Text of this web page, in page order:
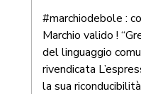
#marchiodebole :
Marchio valido !
del linguaggio
rivendicata
la sua